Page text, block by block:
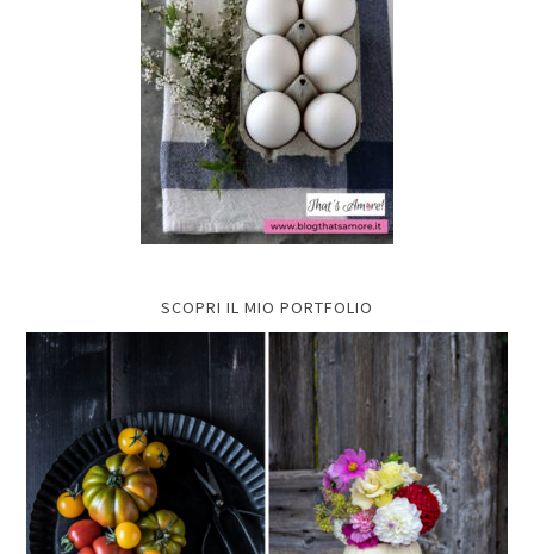
SCOPRI IL MIO PORTFOLIO